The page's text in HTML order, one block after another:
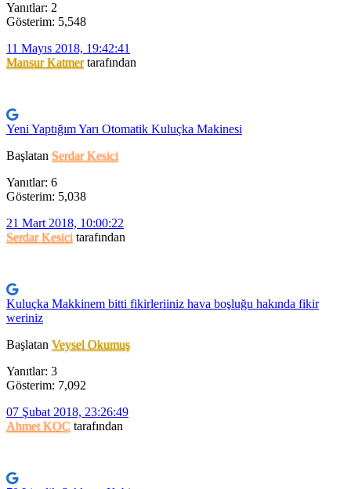
Yanıtlar: 2
Gösterim: 5,548
11 Mayıs 2018, 19:42:41
Mansur Katmertarafından
Yeni Yaptığım Yarı Otomatik Kuluçka Makinesi
Başlatan Serdar Kesici
Yanıtlar: 6
Gösterim: 5,038
21 Mart 2018, 10:00:22
Serdar Kesici tarafından
Kuluçka Makkinem bitti fikirleriiniz hava boşluğu hakında fikir
weriniz
Başlatan Veysel Okumuş
Yanıtlar: 3
Gösterim: 7,092
07 Şubat 2018, 23:26:49
Ahmet KOÇ tarafından